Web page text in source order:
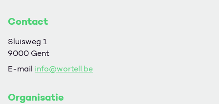
Contact
Sluisweg 1
9000 Gent
E-mail info@wortell.be
Organisatie